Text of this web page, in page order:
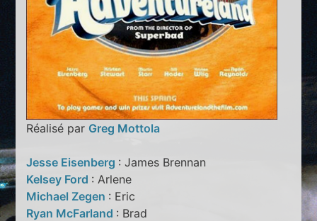
Réalisé par Greg Mottola
Jesse Eisenberg : James Brennan
Kelsey Ford : Arlene
Michael Zegen : Eric
Ryan McFarland : Brad